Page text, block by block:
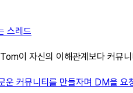
스레드
이 자신의 이해관계보다 커뮤
커뮤니티를 만들자며 DM을 요